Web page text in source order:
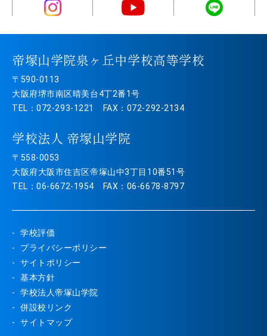
帝塚山学院泉ヶ丘中学校高等学校
〒590-0113
大阪府堺市南区晴美台4丁2番1号
TEL：072-293-1221 FAX：072-292-2134
学校法人 帝塚山学院
〒558-0053
大阪府大阪市住吉区帝塚山中3丁目10番51号
TEL：06-6672-1954 FAX：06-6678-8797
学校評価
プライバシーポリシー
サイトポリシー
基本方針
学校法人帝塚山学院
併設校リンク
サイトマップ